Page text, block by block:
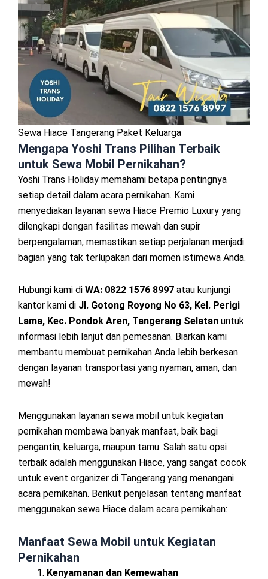
Sewa Hiace Tangerang Paket Keluarga
Mengapa Yoshi Trans Pilihan Terbaik
untuk Sewa Mobil Pernikahan?
Yoshi Trans Holiday memahami betapa pentingnya
setiap detail dalam acara pernikahan. Kami
menyediakan layanan sewa Hiace Premio Luxury yang
dilengkapi dengan fasilitas mewah dan supir
berpengalaman, memastikan setiap perjalanan menjadi
bagian yang tak terlupakan dari momen istimewa Anda.
Hubungi kami di WA: 0822 1576 8997atau kunjungi
kantor kami di Jl. Gotong Royong No 63, Kel. Perigi
Lama, Kec. Pondok Aren, Tangerang Selatanuntuk
informasi lebih lanjut dan pemesanan. Biarkan kami
membantu membuat pernikahan Anda lebih berkesan
dengan layanan transportasi yang nyaman, aman, dan
mewah!
Menggunakan layanan sewa mobil untuk kegiatan
pernikahan membawa banyak manfaat, baik bagi
pengantin, keluarga, maupun tamu. Salah satu opsi
terbaik adalah menggunakan Hiace, yang sangat cocok
untuk event organizer di Tangerang yang menangani
acara pernikahan. Berikut penjelasan tentang manfaat
menggunakan sewa Hiace dalam acara pernikahan:
Manfaat Sewa Mobil untuk Kegiatan
Pernikahan
Kenyamanan dan Kemewahan